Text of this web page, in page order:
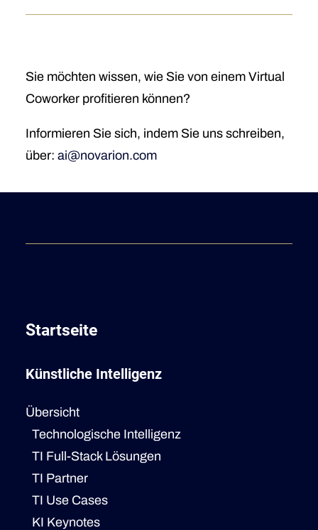
Sie möchten wissen, wie Sie von einem Virtual
Coworker profitieren können?
Informieren Sie sich, indem Sie uns schreiben,
über: ai@novarion.com
Startseite
Künstliche Intelligenz
Übersicht
Technologische Intelligenz
TI Full-Stack Lösungen
TI Partner
TI Use Cases
KI Keynotes